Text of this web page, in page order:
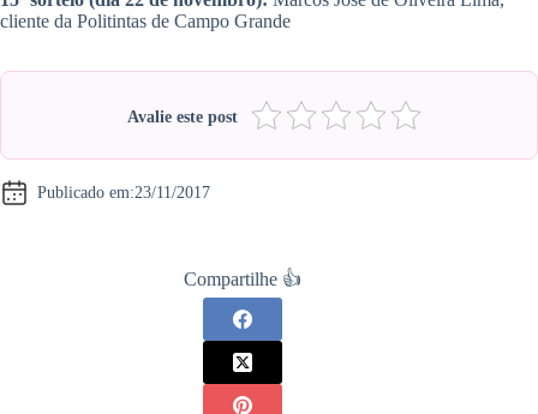
cliente da Politintas de Campo Grande
Avalie este post
Publicado em:23/11/2017
Compartilhe 👍